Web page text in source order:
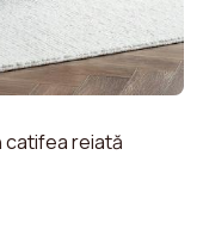
catifea reiată